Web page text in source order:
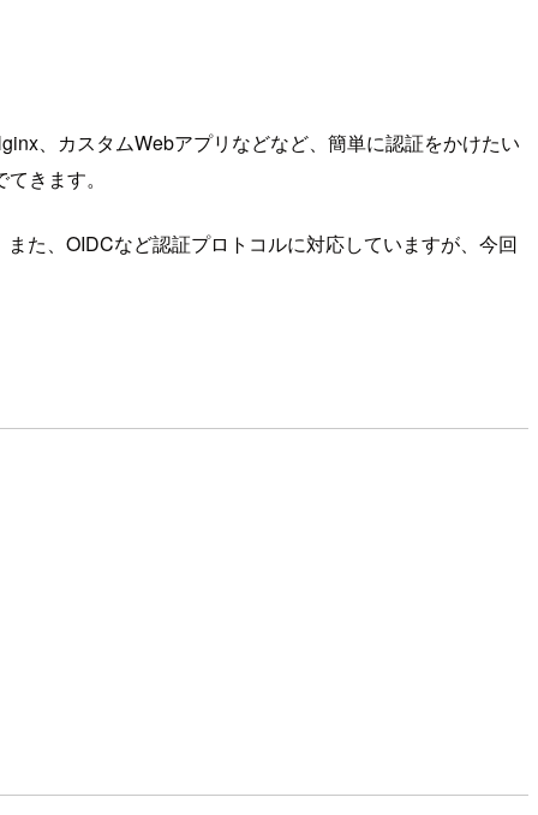
、カスタムWebアプリなどなど、簡単に認証をかけたい
きます。
た、OIDCなど認証プロトコルに対応していますが、今回